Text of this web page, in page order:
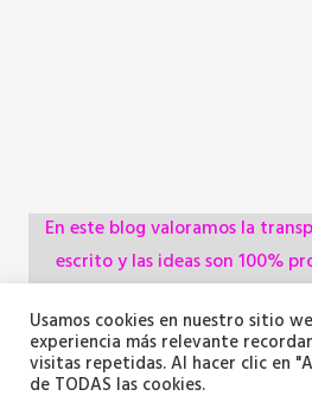
En este blog valoramos la
escrito y las ideas son 100%
administraciones, pero
inteligencia artificial para
texto y generar algunas de las
Usamos cookies en nuestro sitio
experiencia más relevante
visitas repetidas. Al hacer clic en
de TODAS las cookies.